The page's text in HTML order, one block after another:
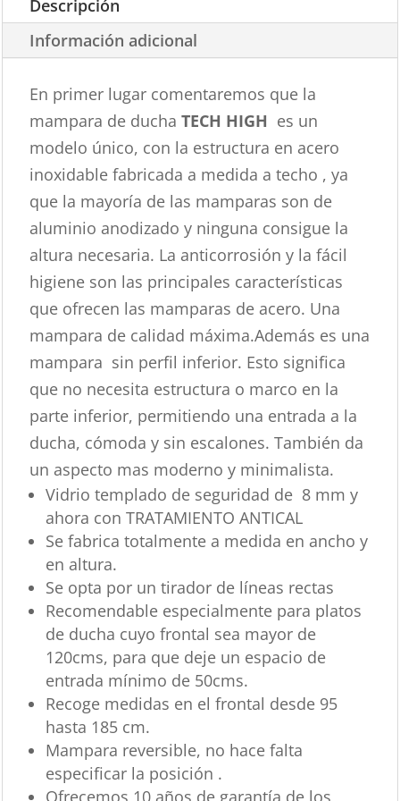
Descripción
Información adicional
En primer lugar comentaremos que la
mampara de ducha TECH HIGH es un
modelo único, con la estructura en acero
inoxidable fabricada a medida a techo , ya
que la mayoría de las mamparas son de
aluminio anodizado y ninguna consigue la
altura necesaria. La anticorrosión y la fácil
higiene son las principales características
que ofrecen las mamparas de acero. Una
mampara de calidad máxima.Además es una
mampara sin perfil inferior. Esto significa
que no necesita estructura o marco en la
parte inferior, permitiendo una entrada a la
ducha, cómoda y sin escalones. También da
un aspecto mas moderno y minimalista.
Vidrio templado de seguridad de 8 mm y
ahora con TRATAMIENTO ANTICAL
Se fabrica totalmente a medida en ancho y
en altura.
Se opta por un tirador de líneas rectas
Recomendable especialmente para platos
de ducha cuyo frontal sea mayor de
120cms, para que deje un espacio de
entrada mínimo de 50cms.
Recoge medidas en el frontal desde 95
hasta 185 cm.
Mampara reversible, no hace falta
especificar la posición .
Ofrecemos 10 años de garantía de los